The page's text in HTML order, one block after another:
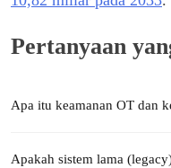
Pertanyaan
Apa itu keamanan OT dan
Apakah sistem lama